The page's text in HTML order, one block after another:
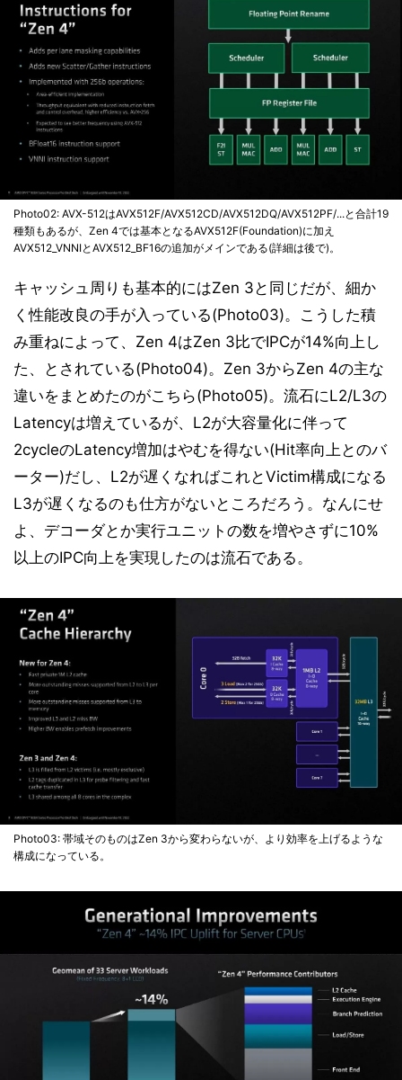
Photo02: AVX-512はAVX512F/AVX512CD/AVX512DQ/AVX512PF/...と合計19
種類もあるが、Zen 4では基本となるAVX512F(Foundation)に加え
AVX512_VNNIとAVX512_BF16の追加がメインである(詳細は後で)。
キャッシュ周りも基本的にはZen 3と同じだが、細か
く性能改良の手が入っている(Photo03)。こうした積
み重ねによって、Zen 4はZen 3比でIPCが14%向上し
た、とされている(Photo04)。Zen 3からZen 4の主な
違いをまとめたのがこちら(Photo05)。流石にL2/L3の
Latencyは増えているが、L2が大容量化に伴って
2cycleのLatency増加はやむを得ない(Hit率向上とのバ
ーター)だし、L2が遅くなればこれとVictim構成になる
L3が遅くなるのも仕方がないところだろう。なんにせ
よ、デコーダとか実行ユニットの数を増やさずに10%
以上のIPC向上を実現したのは流石である。
Photo03: 帯域そのものはZen 3から変わらないが、より効率を上げるような
構成になっている。